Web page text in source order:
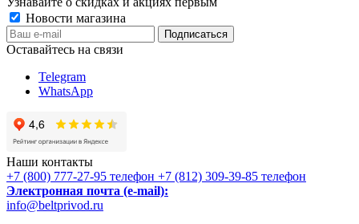
Новости магазина
Оставайтесь на связи
Telegram
WhatsApp
Наши контакты
+7 (800) 777-27-95 телефон +7 (812) 309-39-85 телефон
Электронная почта (e-mail):
info@beltprivod.ru